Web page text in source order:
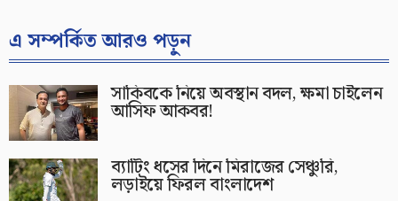
এ সম্পর্কিত আরও পড়ুন
সাকিবকে নিয়ে অবস্থান বদল, ক্ষমা চাইলেন
আসিফ আকবর!
ব্যাটিং ধসের দিনে মিরাজের সেঞ্চুরি,
লড়াইয়ে ফিরল বাংলাদেশ